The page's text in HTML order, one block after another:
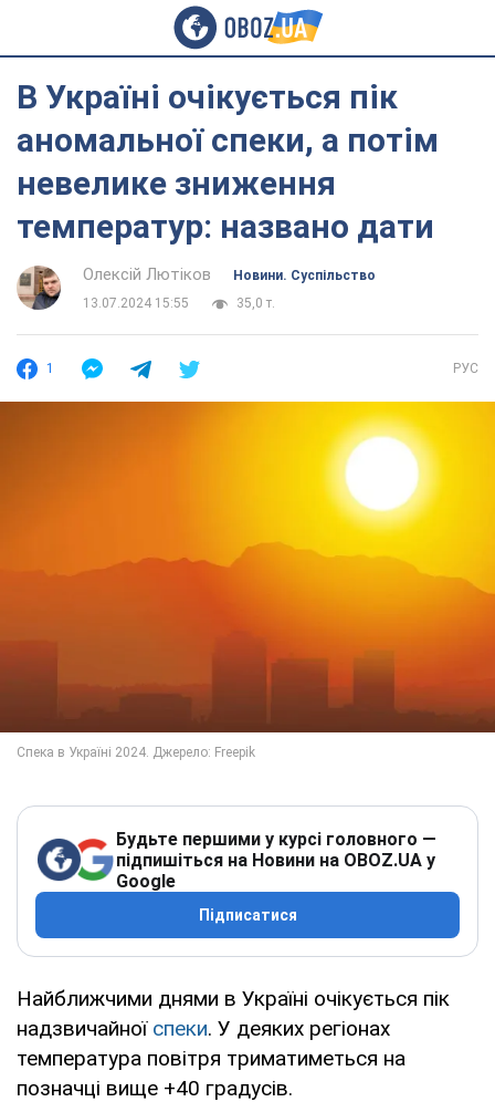
В Україні очікується пік
аномальної спеки, а потім
невелике зниження
температур: названо дати
Олексій Лютіков
Новини. Суспільство
13.07.2024 15:55
35,0 т.
1 РУС
Будьте першими у курсі головного —
підпишіться на Новини на OBOZ.UA у
Google
Підписатися
Найближчими днями в Україні очікується пік
надзвичайної спеки. У деяких регіонах
температура повітря триматиметься на
позначці вище +40 градусів.